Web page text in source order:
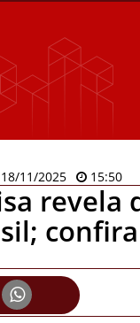
18/11/2025 15:50
revela